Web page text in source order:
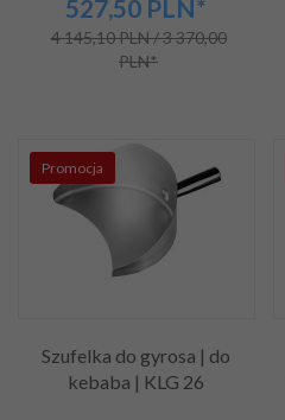
527,50 PLN*
4 145,10 PLN / 3 370,00
PLN*
Promocja
Szufelka do gyrosa | do
kebaba | KLG 26